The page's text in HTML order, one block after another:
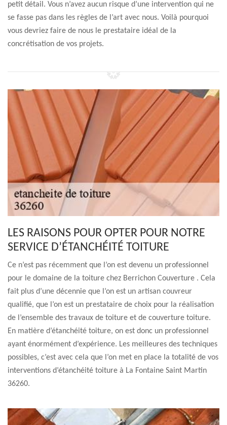
petit détail. Vous n’avez aucun risque d’une intervention qui ne
se fasse pas dans les règles de l’art avec nous. Voilà pourquoi
vous devriez faire de nous le prestataire idéal de la
concrétisation de vos projets.
LES RAISONS POUR OPTER POUR NOTRE
SERVICE D’ÉTANCHÉITÉ TOITURE
Ce n’est pas récemment que l’on est devenu un professionnel
pour le domaine de la toiture chez Berrichon Couverture . Cela
fait plus d’une décennie que l’on est un artisan couvreur
qualifié, que l’on est un prestataire de choix pour la réalisation
de l’ensemble des travaux de toiture et de couverture toiture.
En matière d’étanchéité toiture, on est donc un professionnel
ayant énormément d’expérience. Les meilleures des techniques
possibles, c’est avec cela que l’on met en place la totalité de vos
interventions d’étanchéité toiture à La Fontaine Saint Martin
36260.